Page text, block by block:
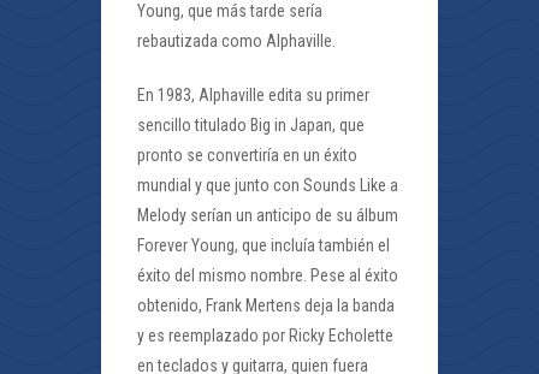
Young, que más tarde sería
rebautizada como Alphaville.
En 1983, Alphaville edita su primer
sencillo titulado Big in Japan, que
pronto se convertiría en un éxito
mundial y que junto con Sounds Like a
Melody serían un anticipo de su álbum
Forever Young, que incluía también el
éxito del mismo nombre. Pese al éxito
obtenido, Frank Mertens deja la banda
y es reemplazado por Ricky Echolette
en teclados y guitarra, quien fuera